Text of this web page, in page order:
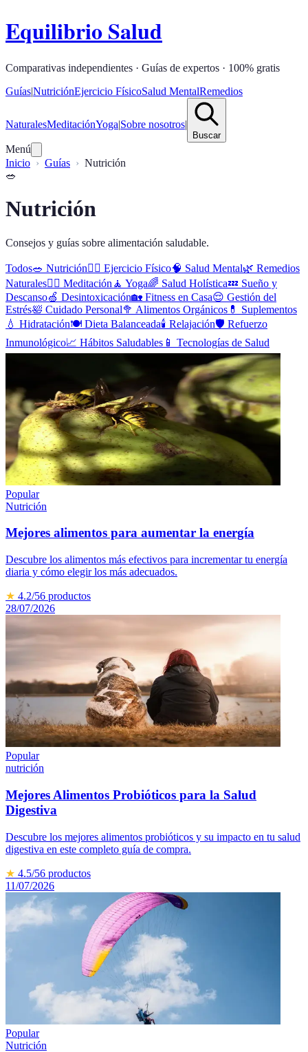
Equilibrio Salud
Comparativas independientes · Guías de expertos · 100% gratis
Guías|NutriciónEjercicio FísicoSalud MentalRemedios
NaturalesMeditaciónYoga|Sobre nosotros|
Buscar
Menú
Inicio
Guías
Nutrición
🥗
Nutrición
Consejos y guías sobre alimentación saludable.
Todos🥗 Nutrición🏋️‍♂️ Ejercicio Físico🧠 Salud Mental🌿 Remedios
Naturales🧘‍♀️ Meditación 🧘 Yoga🌈 Salud Holística💤 Sueño y
Descanso🍏 Desintoxicación🏡 Fitness en Casa😌 Gestión del
Estrés🛀 Cuidado Personal🥦 Alimentos Orgánicos 💊
Suplementos
💧 Hidratación🍽️ Dieta Balanceada🕯️ Relajación🛡️ Refuerzo
Inmunológico📈 Hábitos Saludables 📱 Tecnologías de Salud
Popular
Nutrición
Mejores alimentos para aumentar la energía
Descubre los alimentos más efectivos para incrementar tu energía
diaria y cómo elegir los más adecuados.
★ 4.2/56 productos
28/07/2026
Popular
nutrición
Mejores Alimentos Probióticos para la Salud
Digestiva
Descubre los mejores alimentos probióticos y su impacto en tu salud
digestiva en este completo guía de compra.
★ 4.5/56 productos
11/07/2026
Popular
Nutrición